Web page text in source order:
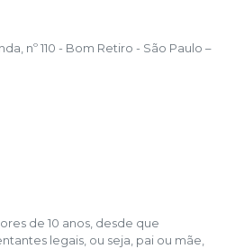
nº 110 - Bom Retiro - São Paulo –
de 10 anos, desde que
legais, ou seja, pai ou mãe,